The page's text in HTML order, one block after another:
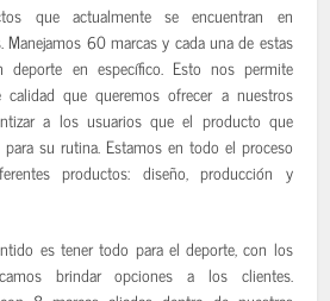
que actualmente se encuentran en
Manejamos 60 marcas y cada una de estas
deporte en específico. Esto nos permite
que queremos ofrecer a nuestros
a los usuarios que el producto que
su rutina. Estamos en todo el proceso
productos: diseño, producción y
es tener todo para el deporte, con los
brindar opciones a los clientes.